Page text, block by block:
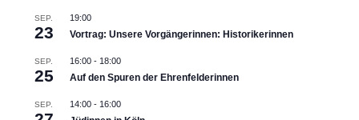
SEP.
23
19:00
Vortrag: Unsere Vorgängerinnen: Historikerinnen
SEP.
25
16:00- 18:00
Auf den Spuren der Ehrenfelderinnen
SEP. 14:00- 16:00